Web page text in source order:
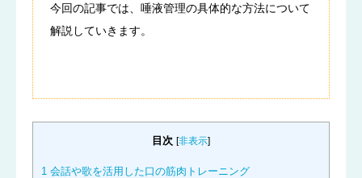
今回の記事では、唾液管理の具体的な方法について
解説していきます。
目次 [非表示]
1 会話や歌を活用した口の筋肉トレーニング